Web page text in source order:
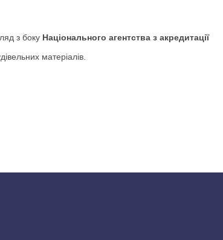
з боку Національного агентства з акредитації
матеріалів.